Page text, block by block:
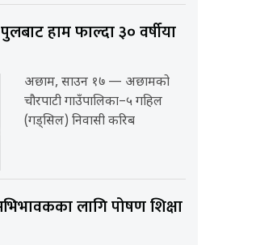
हाम फाल्दा ३० वर्षीया
अछाम, साउन १७ — अछामको
चौरपाटी गाउँपालिका–५ गहिल
(गड्सिल) निवासी करिब
लागि पोषण शिक्षा